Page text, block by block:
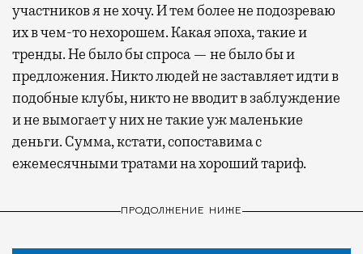
участников я не хочу. И тем более не подозреваю
их в чем-то нехорошем. Какая эпоха, такие и
тренды. Не было бы спроса — не было бы и
предложения. Никто людей не заставляет идти в
подобные клубы, никто не вводит в заблуждение
и не вымогает у них не такие уж маленькие
деньги. Сумма, кстати, сопоставима с
ежемесячными тратами на хороший тариф.
ПРОДОЛЖЕНИЕ НИЖЕ